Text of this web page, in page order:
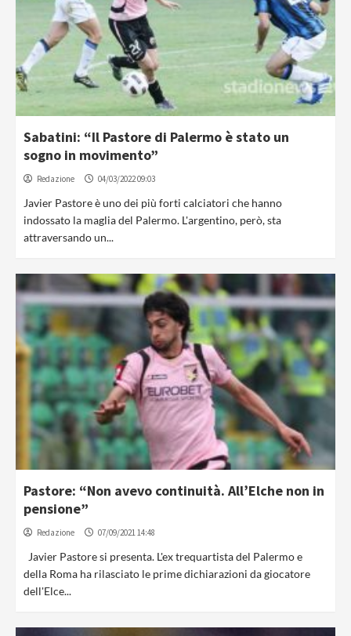
Sabatini: “Il Pastore di Palermo è stato un
sogno in movimento”
Redazione 04/03/2022 09:03
Javier Pastore è uno dei più forti calciatori che hanno
indossato la maglia del Palermo. L'argentino, però, sta
attraversando un...
Pastore: “Non avevo continuità. All’Elche non in
pensione”
Redazione 07/09/2021 14:48
Javier Pastore si presenta. L'ex trequartista del Palermo e
della Roma ha rilasciato le prime dichiarazioni da giocatore
dell'Elce...